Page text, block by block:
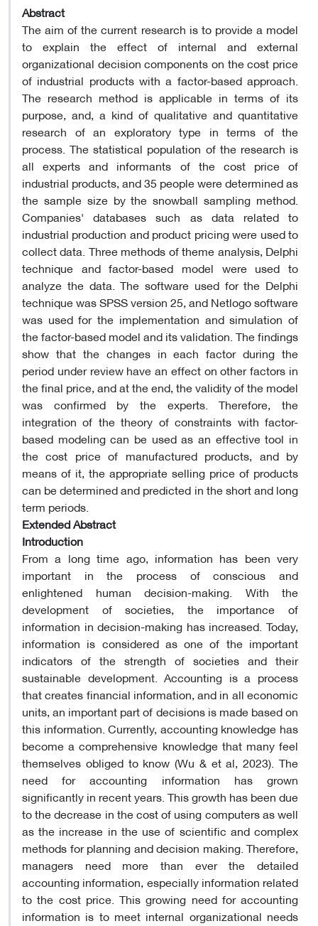
Abstract
The aim of the current research is to provide a model
to explain the effect of internal and external
organizational decision components on the cost price
of industrial products with a factor-based approach.
The research method is applicable in terms of its
purpose, and, a kind of qualitative and quantitative
research of an exploratory type in terms of the
process. The statistical population of the research is
all experts and informants of the cost price of
industrial products, and 35 people were determined as
the sample size by the snowball sampling method.
Companies' databases such as data related to
industrial production and product pricing were used to
collect data. Three methods of theme analysis, Delphi
technique and factor-based model were used to
analyze the data. The software used for the Delphi
technique was SPSS version 25, and Netlogo software
was used for the implementation and simulation of
the factor-based model and its validation. The findings
show that the changes in each factor during the
period under review have an effect on other factors in
the final price, and at the end, the validity of the model
was confirmed by the experts. Therefore, the
integration of the theory of constraints with factor-
based modeling can be used as an effective tool in
the cost price of manufactured products, and by
means of it, the appropriate selling price of products
can be determined and predicted in the short and long
term periods.
Extended Abstract
Introduction
From a long time ago, information has been very
important in the process of conscious and
enlightened human decision-making. With the
development of societies, the importance of
information in decision-making has increased. Today,
information is considered as one of the important
indicators of the strength of societies and their
sustainable development. Accounting is a process
that creates financial information, and in all economic
units, an important part of decisions is made based on
this information. Currently, accounting knowledge has
become a comprehensive knowledge that many feel
themselves obliged to know (Wu & et al, 2023). The
need for accounting information has grown
significantly in recent years. This growth has been due
to the decrease in the cost of using computers as well
as the increase in the use of scientific and complex
methods for planning and decision making. Therefore,
managers need more than ever the detailed
accounting information, especially information related
to the cost price. This growing need for accounting
information is to meet internal organizational needs